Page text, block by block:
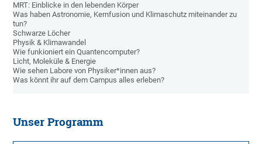
MRT: Einblicke in den lebenden Körper
Was haben Astronomie, Kernfusion und Klimaschutz miteinander zu
tun?
Schwarze Löcher
Physik & Klimawandel
Wie funkioniert ein Quantencomputer?
Licht, Moleküle & Energie
Wie sehen Labore von Physiker*innen aus?
Was könnt ihr auf dem Campus alles erleben?
Unser Programm